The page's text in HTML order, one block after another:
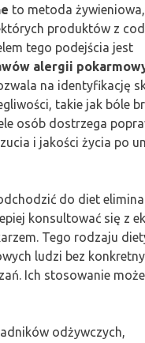
to metoda
produktów z
tego podejścia jest
alergii
na identyfikację
takie jak bóle
osób dostrzega
i jakości życia po
do diet
konsultować się z
Tego rodzaju
ludzi bez
Ich stosowanie
odżywczych,